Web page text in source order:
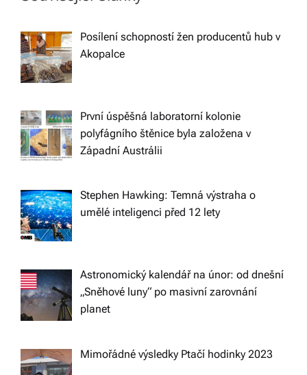
a
v
i
g
a
t
o
n
Posílení schopností žen producentů hub v
Akopalce
První úspěšná laboratorní kolonie
polyfágního štěnice byla založena v
Západní Austrálii
Stephen Hawking: Temná výstraha o
umělé inteligenci před 12 lety
Astronomický kalendář na únor: od dnešní
„Sněhové luny“ po masivní zarovnání
planet
Mimořádné výsledky Ptačí hodinky 2023